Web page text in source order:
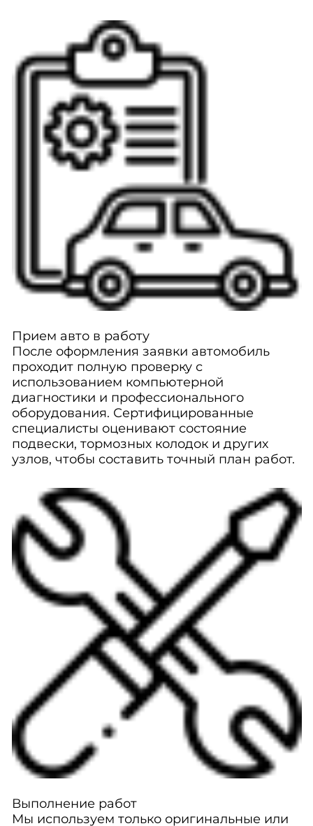
Прием авто в работу
После оформления заявки автомобиль
проходит полную проверку с
использованием компьютерной
диагностики и профессионального
оборудования. Сертифицированные
специалисты оценивают состояние
подвески, тормозных колодок и других
узлов, чтобы составить точный план работ.
Выполнение работ
Мы используем только оригинальные или